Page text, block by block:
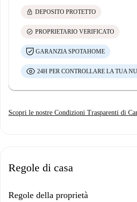
lock DEPOSITO PROTETTO
check_circle PROPRIETARIO VERIFICATO
GARANZIA SPOTAHOME
24H PER CONTROLLARE LA TUA
Scopri le nostre Condizioni Trasparenti di
Regole di casa
Regole della proprietà